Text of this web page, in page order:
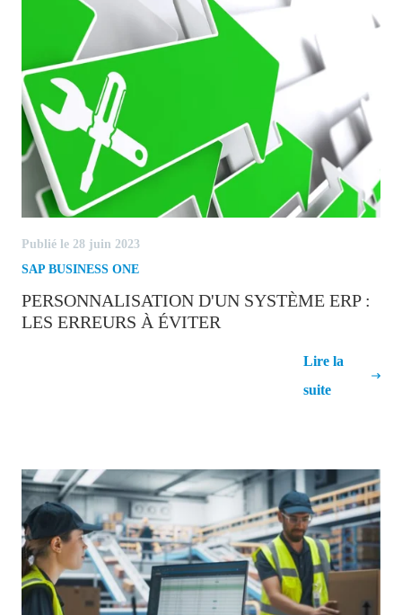
Publié le 28 juin 2023
SAP BUSINESS ONE
PERSONNALISATION D'UN SYSTÈME ERP :
LES ERREURS À ÉVITER
Lire la
suite